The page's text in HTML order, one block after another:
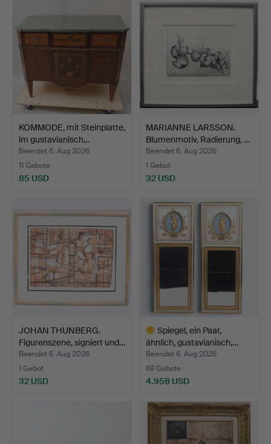
KOMMODE, mit Steinplatte,
im gustavianisch…
Beendet 6. Aug 2026
11 Gebote
85 USD
MARIANNE LARSSON.
Blumenmotiv, Radierung, …
Beendet 6. Aug 2026
1 Gebot
32 USD
JOHAN THUNBERG.
Figurenszene, signiert und…
Beendet 6. Aug 2026
1 Gebot
32 USD
Spiegel, ein Paar,
ähnlich, gustavianisch,…
Beendet 6. Aug 2026
69 Gebote
4.958 USD
Objekt